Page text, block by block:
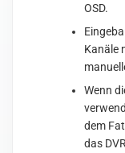
OSD.
Kanäle
Wenn
dem
das